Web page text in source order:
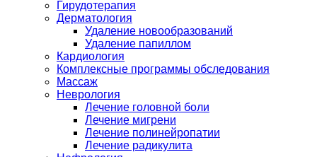
Гирудотерапия
Дерматология
Удаление новообразований
Удаление папиллом
Кардиология
Комплексные программы обследования
Массаж
Неврология
Лечение головной боли
Лечение мигрени
Лечение полинейропатии
Лечение радикулита